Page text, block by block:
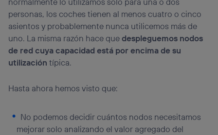
personas, los coches tienen al menos cuatro o cinco
asientos y probablemente nunca utilicemos más de
uno. La misma razón hace quedespleguemos nodos
de red cuya capacidad está por encima de su
utilización típica.
Hasta ahora hemos visto que:
No podemos decidir cuántos nodos necesitamos
mejorar solo analizando el valor agregado del